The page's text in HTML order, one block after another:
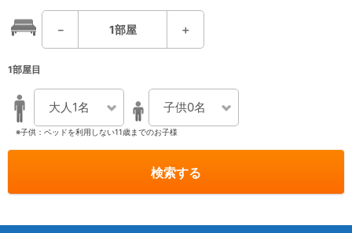
－ 1部屋 ＋
1部屋目
大人1名 子供0名
※子供：ベッドを利用しない11歳までのお子様
検索する